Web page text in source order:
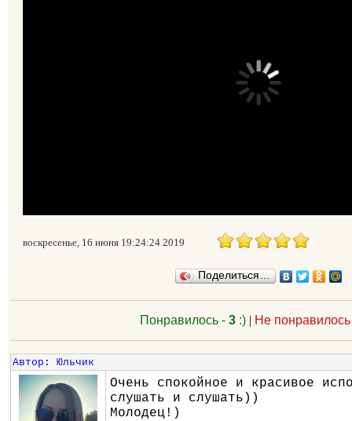
воскресенье, 16 июня 19:24:24 2019
Поделиться…
Понравилось - 3:)| Не
Автор : Юльчик
Очень спокойное и красивое
слушать и слушать))
Молодец!)